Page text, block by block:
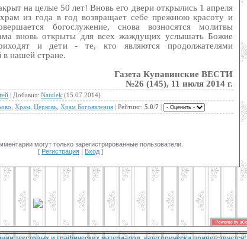
на целые 50 лет! Вновь его двери открылись 1 апреля
из года в год возвращает себе прежнюю красоту и
богослужение, снова возносятся молитвы
вновь открыты для всех жаждущих услышать Божие
и дети - те, кто являются продолжателями
в нашей стране.
Газета Купавинские ВЕСТИ
№26 (145), 11 июля 2014 г.
| Добавил: Natulek (15.07.2014)
Храм Церковь Храм Богоявления | Рейтинг: 5.0/7 |
могут только зарегистрированные пользователи.
[ Регистрация | Вход ]